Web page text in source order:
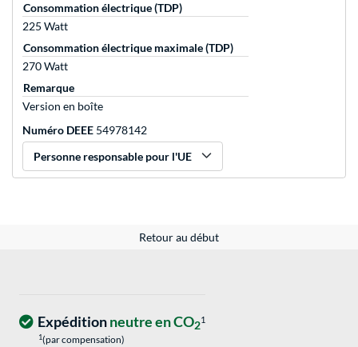
Consommation électrique (TDP)
225 Watt
Consommation électrique maximale (TDP)
270 Watt
Remarque
Version en boîte
Numéro DEEE 54978142
Personne responsable pour l'UE
Retour au début
Expéditionneutre en CO21
1(par compensation)